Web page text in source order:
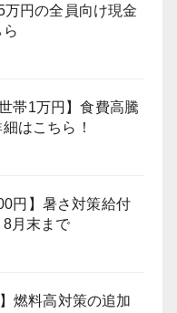
万円の全員向け現金
帯1万円】食費高騰
はこちら！
円】暑さ対策給付
月末まで
燃料高対策の追加